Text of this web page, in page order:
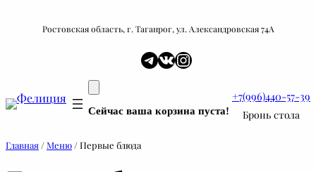
Ростовская область, г. Таганрог, ул. Александровская 74А
Telegram
ВКонтакте
Instagram
Сейчас ваша корзина пуста!
+7(996)440-57-39
Бронь стола
Главная / Меню / Первые блюда